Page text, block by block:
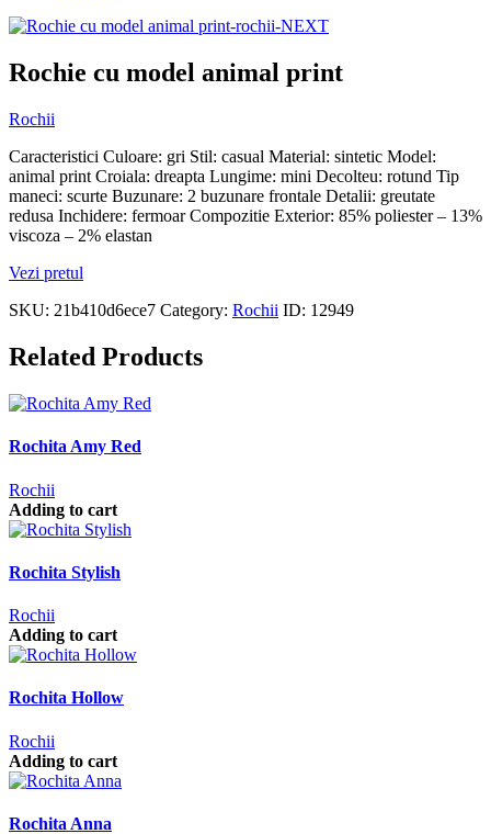
Rochie cu model animal print
Rochii
Caracteristici Culoare: gri Stil: casual Material: sintetic Model:
animal print Croiala: dreapta Lungime: mini Decolteu: rotund Tip
maneci: scurte Buzunare: 2 buzunare frontale Detalii: greutate
redusa Inchidere: fermoar Compozitie Exterior: 85% poliester – 13%
viscoza – 2% elastan
Vezi pretul
SKU: 21b410d6ece7 Category: Rochii ID: 12949
Related Products
Rochita Amy Red
Rochii
Adding to cart
Rochita Stylish
Rochii
Adding to cart
Rochita Hollow
Rochii
Adding to cart
Rochita Anna